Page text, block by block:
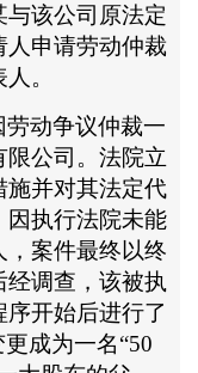
该公司原法定
人申请劳动仲裁
。
动争议仲裁一
公司。法院立
施并对其法定代
因执行法院未能
，案件最终以终
调查，该被执
开始后进行了
成为一名“50